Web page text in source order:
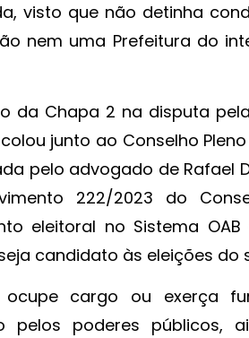
visto que não detinha
nem uma Prefeitura do
da Chapa 2 na disputa
junto ao Conselho
pelo advogado de Rafael
222/2023 do
eleitoral no Sistema
candidato às eleições do
cargo ou exerça
pelos poderes públicos,